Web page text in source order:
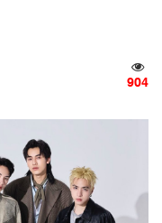
904